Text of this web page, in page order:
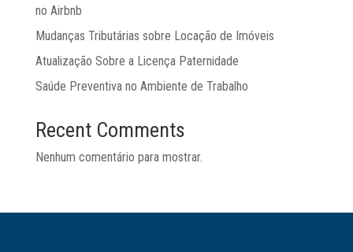
no Airbnb
Mudanças Tributárias sobre Locação de Imóveis
Atualização Sobre a Licença Paternidade
Saúde Preventiva no Ambiente de Trabalho
Recent Comments
Nenhum comentário para mostrar.